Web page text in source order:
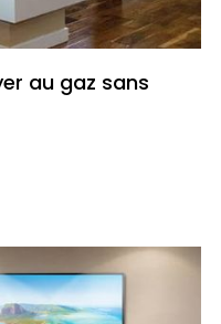
au gaz sans